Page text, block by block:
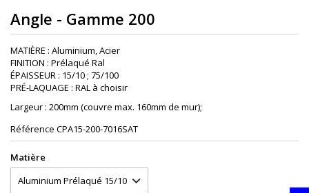
Angle - Gamme 200
MATIÈRE : Aluminium, Acier
FINITION : Prélaqué Ral
ÉPAISSEUR : 15/10 ; 75/100
PRÉ-LAQUAGE : RAL à choisir
Largeur : 200mm (couvre max. 160mm de mur);
Référence CPA15-200-7016SAT
Matière